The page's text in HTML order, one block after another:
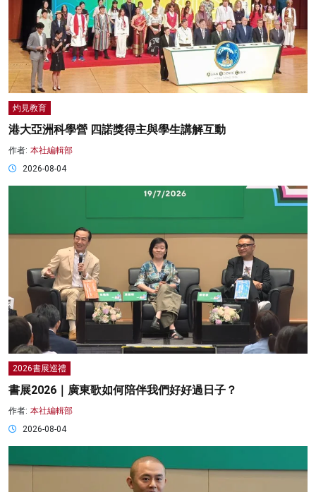
灼見教育
港大亞洲科學營 四諾獎得主與學生講解互動
作者: 本社編輯部
2026-08-04
2026書展巡禮
書展2026｜廣東歌如何陪伴我們好好過日子？
作者: 本社編輯部
2026-08-04